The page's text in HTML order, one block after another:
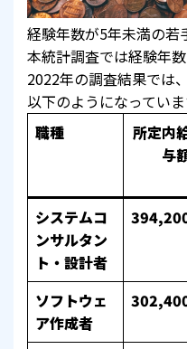
経験年数が5年未満の若
本統計調査では経験年
2022年の調査結果では
以下のようになっていま
職種
所定内
与
システムコ
ンサルタン
ト・設計者
ソフトウェ
ア作成者